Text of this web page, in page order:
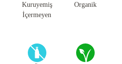
Kuruyemiş
İçermeyen
Organik